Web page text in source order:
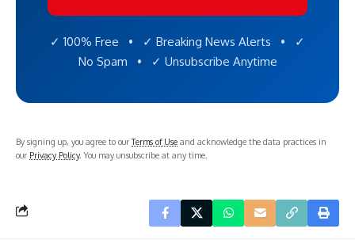
✓ 100% Free • ✓ Breaking News Alerts • ✓
No Spam • ✓ Unsubscribe Anytime
By signing up, you agree to ourTerms of Use and acknowledge the data practices in
our Privacy Policy. You may unsubscribe at any time.